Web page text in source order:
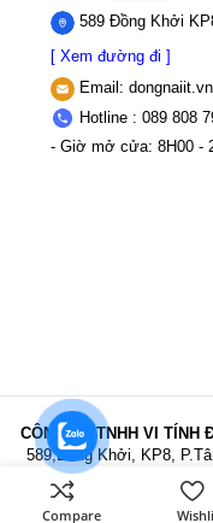
589 Đồng Khởi
[ Xem đường đi ]
Email:
Hotline : 089 808
- Giờ mở cửa: 8H00 -
CÔNG TY TNHH VI TÍNH
589,Đồng Khởi, KP8,
Đồng Nai
MST:
hoạch và Đầu tư Tỉnh Đồng
Compare